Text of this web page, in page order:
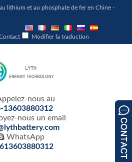
lithium et au phosphate de fer en Chine -
Modifier la traduction
nous au
13603880312
nous un email
WhatsApp